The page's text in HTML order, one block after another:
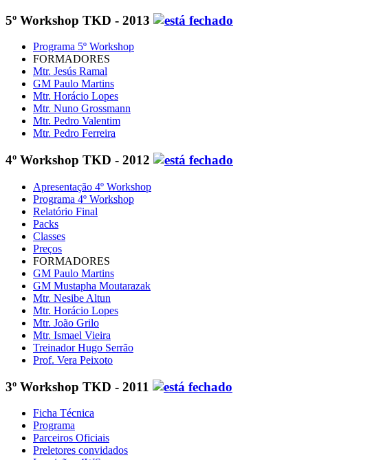
5º Workshop TKD - 2013
Programa 5º Workshop
FORMADORES
Mtr. Jesús Ramal
GM Paulo Martins
Mtr. Horácio Lopes
Mtr. Nuno Grossmann
Mtr. Pedro Valentim
Mtr. Pedro Ferreira
4º Workshop TKD - 2012
Apresentação 4º Workshop
Programa 4º Workshop
Relatório Final
Packs
Classes
Preços
FORMADORES
GM Paulo Martins
GM Mustapha Moutarazak
Mtr. Nesibe Altun
Mtr. Horácio Lopes
Mtr. João Grilo
Mtr. Ismael Vieira
Treinador Hugo Serrão
Prof. Vera Peixoto
3º Workshop TKD - 2011
Ficha Técnica
Programa
Parceiros Oficiais
Preletores convidados